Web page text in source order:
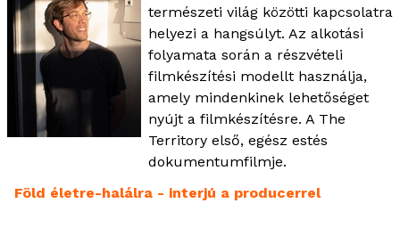
természeti világ közötti kapcsolatra
helyezi a hangsúlyt. Az alkotási
folyamata során a részvételi
filmkészítési modellt használja,
amely mindenkinek lehetőséget
nyújt a filmkészítésre. A The
Territory első, egész estés
dokumentumfilmje.
Föld életre-halálra - interjú a producerrel